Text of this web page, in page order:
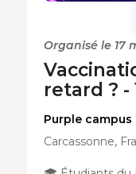
Organisé le 17
retard ? -
Purple campus
Carcassonne,